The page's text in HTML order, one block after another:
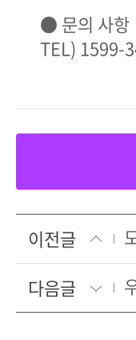
● 문의 사항
TEL) 1599-
이전글
다음글